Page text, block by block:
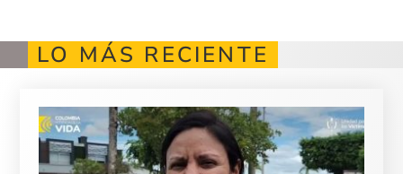
LO MÁS RECIENTE